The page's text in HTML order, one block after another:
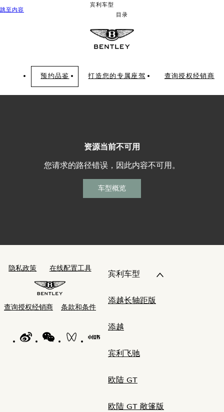
跳至内容
宾利车型
目录
预约品鉴 打造您的专属座驾 查询授权经销商
资源当前不可用
您请求的路径错误，因此内容不可用。
车型概览
隐私政策 在线配置工具
查询授权经销商 条款和条件
WEIBO LOGO"WECHAT LOGO"
BENTLEY WECHAT CHANNELS"
BENTLEY REDNOTE CHANNEL"
宾利车型
添越长轴距版
添越
宾利飞驰
欧陆 GT
欧陆 GT 敞篷版